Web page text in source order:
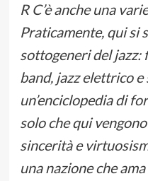
R C’è anche una
Praticamente, qui si
sottogeneri del jazz:
band, jazz elettrico
un’enciclopedia di
solo che qui
sincerità e
una nazione che